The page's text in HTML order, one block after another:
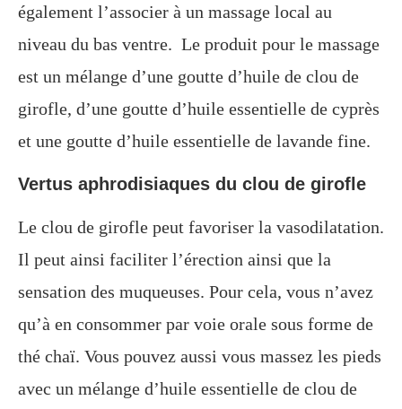
également l’associer à un massage local au
niveau du bas ventre. Le produit pour le massage
est un mélange d’une goutte d’huile de clou de
girofle, d’une goutte d’huile essentielle de cyprès
et une goutte d’huile essentielle de lavande fine.
Vertus aphrodisiaques du clou de girofle
Le clou de girofle peut favoriser la vasodilatation.
Il peut ainsi faciliter l’érection ainsi que la
sensation des muqueuses. Pour cela, vous n’avez
qu’à en consommer par voie orale sous forme de
thé chaï. Vous pouvez aussi vous massez les pieds
avec un mélange d’huile essentielle de clou de